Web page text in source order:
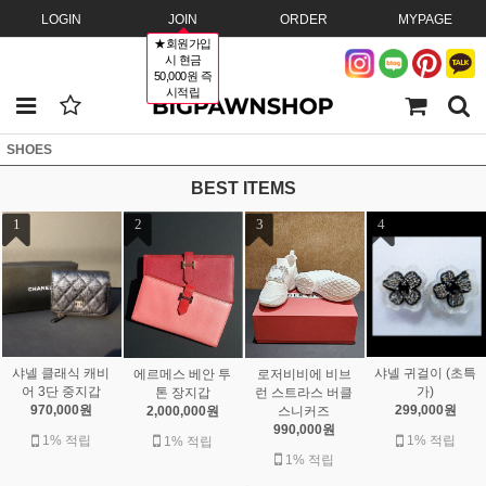
LOGIN JOIN
★회원가입
시 현금
50,000원 즉
시적립
ORDER MYPAGE
SHOES
BEST ITEMS
1
샤넬 클래식 캐비
어 3단 중지갑
970,000원
1% 적립
2
에르메스 베안 투
톤 장지갑
2,000,000원
1% 적립
3
로저비비에 비브
런 스트라스 버클
스니커즈
990,000원
1% 적립
4
샤넬 귀걸이 (초특
가)
299,000원
1% 적립